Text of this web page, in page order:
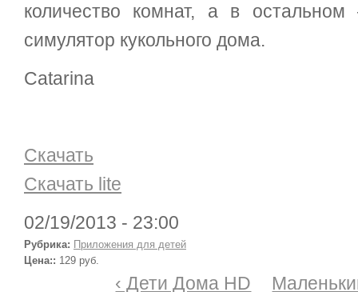
количество комнат, а в
симулятор кукольного дома.
Catarina
Скачать
Скачать lite
02/19/2013 - 23:00
Рубрика: Приложения для детей
Цена:: 129 руб.
‹ Дети Дома HD